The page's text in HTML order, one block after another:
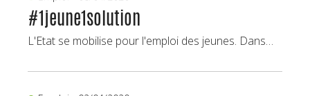
#1jeune1solution
L'Etat se mobilise pour l'emploi des jeunes. Dans…